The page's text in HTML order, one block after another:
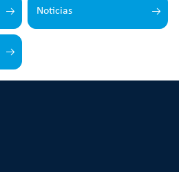
Noticias